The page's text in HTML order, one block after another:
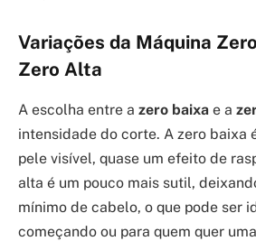
Variações da Máquina
Zero Alta
A escolha entre a zero baixa e a
intensidade do corte. A zero baixa
pele visível, quase um efeito de
alta é um pouco mais sutil,
mínimo de cabelo, o que pode ser
começando ou para quem quer